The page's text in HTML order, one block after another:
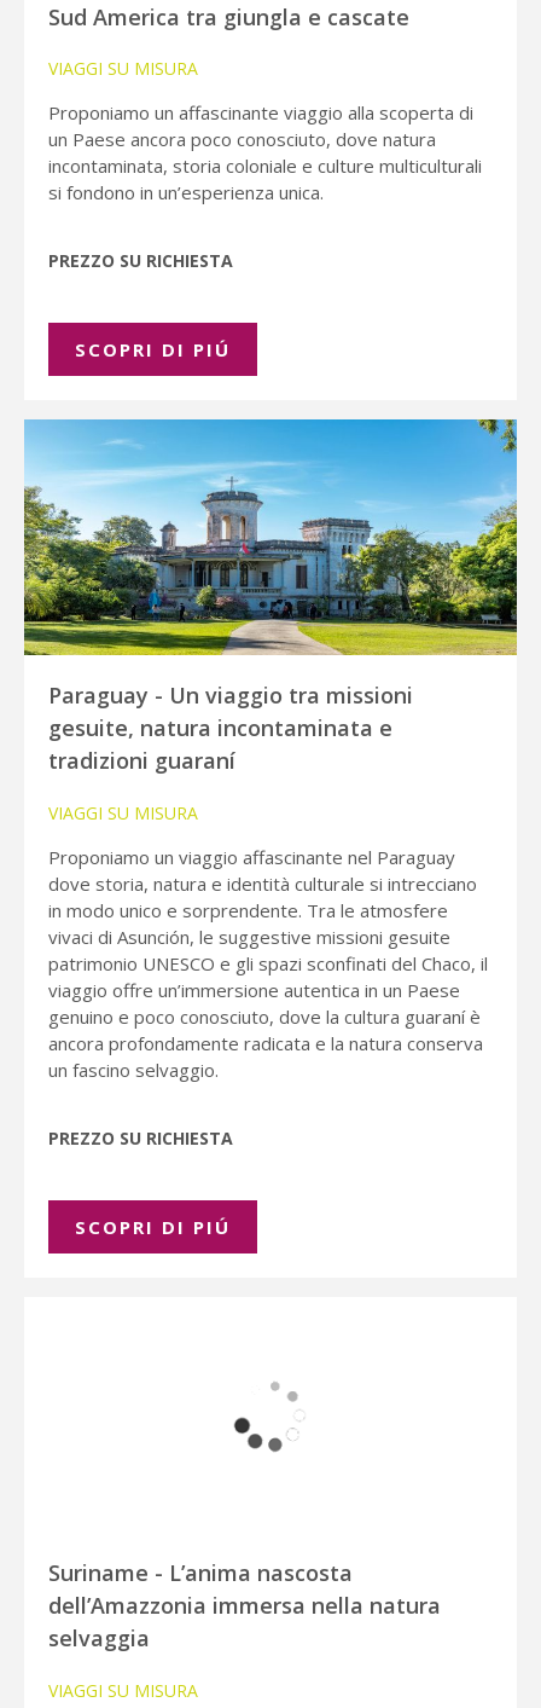
Sud America tra giungla e cascate
VIAGGI SU MISURA
Proponiamo un affascinante viaggio alla scoperta di
un Paese ancora poco conosciuto, dove natura
incontaminata, storia coloniale e culture multiculturali
si fondono in un’esperienza unica.
PREZZO SU RICHIESTA
SCOPRI DI PIÚ
Paraguay - Un viaggio tra missioni
gesuite, natura incontaminata e
tradizioni guaraní
VIAGGI SU MISURA
Proponiamo un viaggio affascinante nel Paraguay
dove storia, natura e identità culturale si intrecciano
in modo unico e sorprendente. Tra le atmosfere
vivaci di Asunción, le suggestive missioni gesuite
patrimonio UNESCO e gli spazi sconfinati del Chaco, il
viaggio offre un’immersione autentica in un Paese
genuino e poco conosciuto, dove la cultura guaraní è
ancora profondamente radicata e la natura conserva
un fascino selvaggio.
PREZZO SU RICHIESTA
SCOPRI DI PIÚ
Suriname - L’anima nascosta
dell’Amazzonia immersa nella natura
selvaggia
VIAGGI SU MISURA